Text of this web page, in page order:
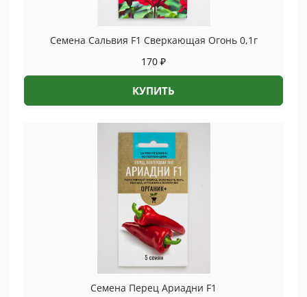
Семена Сальвия F1 Сверкающая Огонь 0,1г
170 ₽
КУПИТЬ
Семена Перец Ариадни F1